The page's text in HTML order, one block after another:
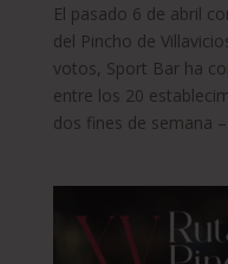
El pasado 6 de abril
del Pincho de
votos, Sport Bar ha
entre los 20
dos fines de semana